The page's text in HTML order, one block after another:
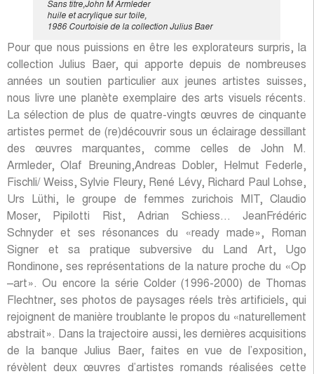
Sans titre,John M Armleder
huile et acrylique sur toile,
1986 Courtoisie de la collection Julius Baer
Pour que nous puissions en être les explorateurs surpris, la
collection Julius Baer, qui apporte depuis de nombreuses
années un soutien particulier aux jeunes artistes suisses,
nous livre une planète exemplaire des arts visuels récents.
La sélection de plus de quatre-vingts œuvres de cinquante
artistes permet de (re)découvrir sous un éclairage dessillant
des œuvres marquantes, comme celles de John M.
Armleder, Olaf Breuning,Andreas Dobler, Helmut Federle,
Fischli/ Weiss, Sylvie Fleury, René Lévy, Richard Paul Lohse,
Urs Lüthi, le groupe de femmes zurichois MIT, Claudio
Moser, Pipilotti Rist, Adrian Schiess… JeanFrédéric
Schnyder et ses résonances du «ready made», Roman
Signer et sa pratique subversive du Land Art, Ugo
Rondinone, ses représentations de la nature proche du «Op
–art». Ou encore la série Colder (1996-2000) de Thomas
Flechtner, ses photos de paysages réels très artificiels, qui
rejoignent de manière troublante le propos du «naturellement
abstrait». Dans la trajectoire aussi, les dernières acquisitions
de la banque Julius Baer, faites en vue de l’exposition,
révèlent deux œuvres d’artistes romands réalisées cette